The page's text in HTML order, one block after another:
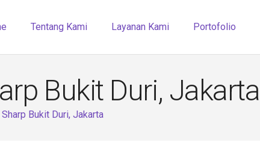
Tentang Kami Layanan Kami Portofolio
Bukit Duri, Jakarta
Bukit Duri, Jakarta